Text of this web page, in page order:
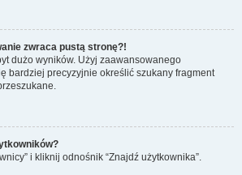
zwraca pustą stronę?!
dużo wyników. Użyj zaawansowanego
bardziej precyzyjnie określić szukany fragment
i kliknij odnośnik “Znajdź użytkownika”.